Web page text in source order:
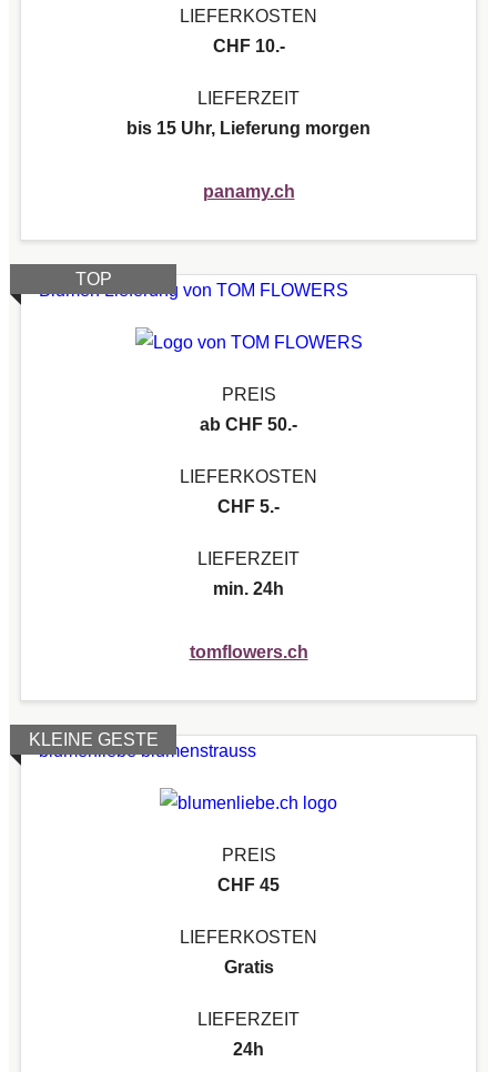
LIEFERKOSTEN
CHF 10.-
LIEFERZEIT
bis 15 Uhr, Lieferung morgen
panamy.ch
TOP
PREIS
ab CHF 50.-
LIEFERKOSTEN
CHF 5.-
LIEFERZEIT
min. 24h
tomflowers.ch
KLEINE GESTE
PREIS
CHF 45
LIEFERKOSTEN
Gratis
LIEFERZEIT
24h